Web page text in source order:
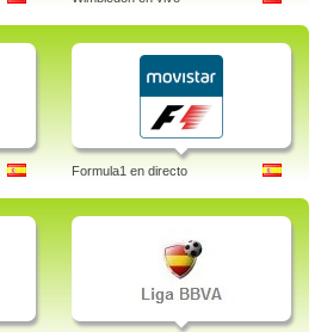
Formula1 en directo